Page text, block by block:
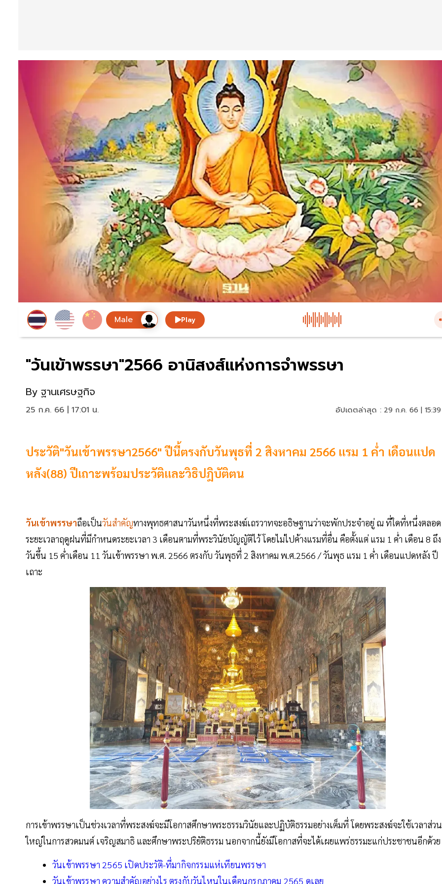
Play
"วันเข้าพรรษา"2566 อานิสงส์แห่งการจำพรรษา
By ฐานเศรษฐกิจ
25 ก.ค. 66 | 17:01 น. อัปเดตล่าสุด : 29 ก.ค. 66 |
ประวัติ"วันเข้าพรรษา2566" ปีนี้ตรงกับวันพุธที่ 2 สิงหาคม 2566 แรม 1 ค่ำ เดือนแปด
หลัง(88) ปีเถาะพร้อมประวัติและวิธิปฎิบัติตน
วันเข้าพรรษาถือเป็นวันสำคัญทางพุทธศาสนาวันหนึ่งที่พระสงฆ์เถรวาทจะอธิษฐานว่าจะพักประจำอยู่ ณ ที่ใดที่หนึ่งตลอด
ระยะเวลาฤดูฝนที่มีกำหนดระยะเวลา 3 เดือนตามที่พระวินัยบัญญัติไว้ โดยไม่ไปค้างแรมที่อื่น คือตั้งแต่ แรม 1 ค่ำ เดือน 8 ถึง
วันขึ้น 15 ค่ำเดือน 11 วันเข้าพรรษา พ.ศ. 2566 ตรงกับ วันพุธที่ 2 สิงหาคม พ.ศ.2566 / วันพุธ แรม 1 ค่ำ เดือนแปดหลัง ปี
เถาะ
การเข้าพรรษาเป็นช่วงเวลาที่พระสงฆ์จะมีโอกาสศึกษาพระธรรมวินัยและปฏิบัติธรรมอย่างเต็มที่ โดยพระสงฆ์จะใช้เวลาส่วน
ใหญ่ในการสวดมนต์ เจริญสมาธิ และศึกษาพระปริยัติธรรม นอกจากนี้ยังมีโอกาสที่จะได้เผยแพร่ธรรมะแก่ประชาชนอีกด้วย
วันเข้าพรรษา 2565 เปิดประวัติ-ที่มากิจกรรมแห่เทียนพรรษา
วันเข้าพรรษา ความสำคัญอย่างไร ตรงกับวันไหนในเดือนกรกฎาคม 2565 ดูเลย